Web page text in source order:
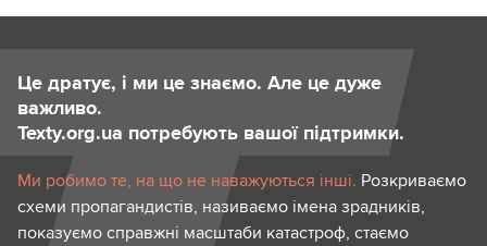
Це дратує, і ми це знаємо. Але це дуже
важливо.
Texty.org.ua потребують вашої підтримки.
Ми робимо те, на що не наважуються інші. Розкриваємо
схеми пропагандистів, називаємо імена зрадників,
показуємо справжні масштаби катастроф, стаємо